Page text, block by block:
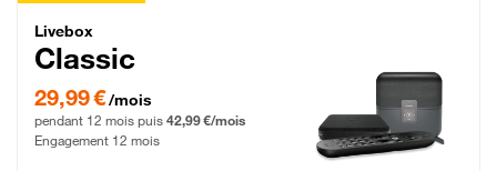
Livebox Classic Fibre
Livebox
Classic
29,99 € par mois pendant 12 mois puis 42,99 € par mois, Engagement 12 mois
29,99 €/mois
pendant 12 mois puis 42,99 €/mois
Engagement 12 mois